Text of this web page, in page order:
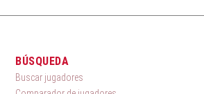
BÚSQUEDA
Buscar jugadores